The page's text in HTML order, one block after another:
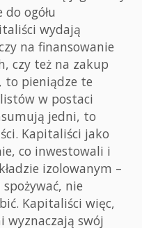
ogółu
wydają
na finansowanie
czy też na zakup
to pieniądze te
w postaci
jedni, to
Kapitaliści jako
co inwestowali i
izolowanym –
nie
Kapitaliści więc,
wyznaczają swój